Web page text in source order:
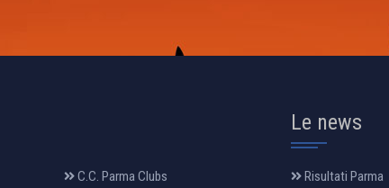
C.C. Parma Clubs
Le news
Risultati Parma